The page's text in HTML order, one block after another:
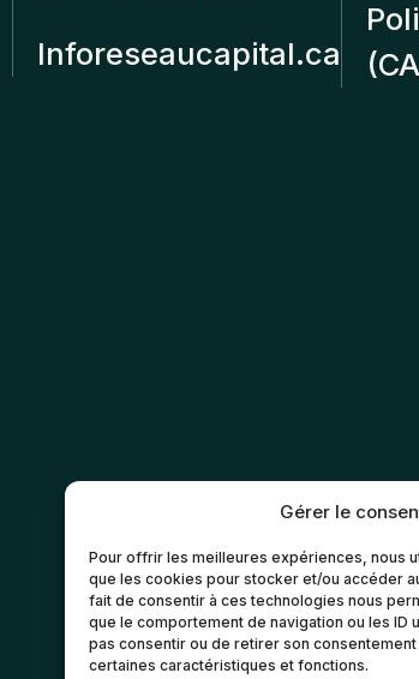
Gérer le
Pour offrir les meilleures expériences, nous
que les cookies pour stocker et/ou accéder
fait de consentir à ces technologies nous
que le comportement de navigation ou les ID
pas consentir ou de retirer son
certaines caractéristiques et fonctions.
Inforeseaucapital.ca